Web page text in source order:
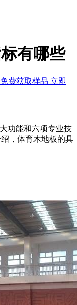
有哪些
费获取样品 立即
功能和六项专业技
，体育木地板的具